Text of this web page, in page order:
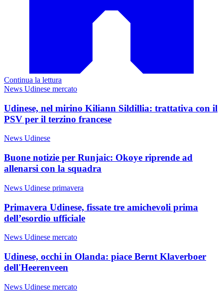
Continua la lettura
News Udinese mercato
Udinese, nel mirino Kiliann Sildillia: trattativa con il
PSV per il terzino francese
News Udinese
Buone notizie per Runjaic: Okoye riprende ad
allenarsi con la squadra
News Udinese primavera
Primavera Udinese, fissate tre amichevoli prima
dell’esordio ufficiale
News Udinese mercato
Udinese, occhi in Olanda: piace Bernt Klaverboer
dell'Heerenveen
News Udinese mercato